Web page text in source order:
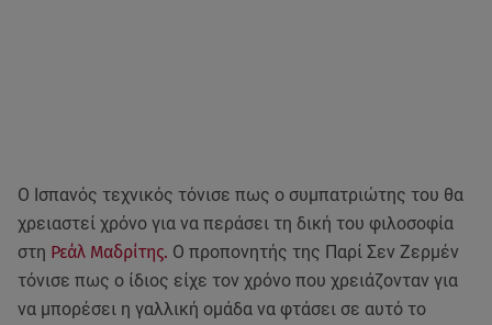
Ο Ισπανός τεχνικός τόνισε πως ο συμπατριώτης του θα
χρειαστεί χρόνο για να περάσει τη δική του φιλοσοφία
στη Ρεάλ Μαδρίτης. Ο προπονητής της Παρί Σεν Ζερμέν
τόνισε πως ο ίδιος είχε τον χρόνο που χρειάζονταν για
να μπορέσει η γαλλική ομάδα να φτάσει σε αυτό το